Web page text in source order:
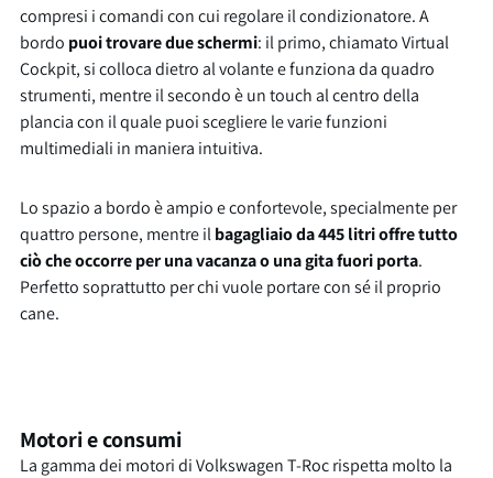
compresi i comandi con cui regolare il condizionatore. A
bordo puoi trovare due schermi: il primo, chiamato Virtual
Cockpit, si colloca dietro al volante e funziona da quadro
strumenti, mentre il secondo è un touch al centro della
plancia con il quale puoi scegliere le varie funzioni
multimediali in maniera intuitiva.
Lo spazio a bordo è ampio e confortevole, specialmente per
quattro persone, mentre ilbagagliaio da 445 litri offre tutto
ciò che occorre per una vacanza o una gita fuori porta.
Perfetto soprattutto per chi vuole portare con sé il proprio
cane.
Motori e consumi
La gamma dei motori di Volkswagen T-Roc rispetta molto la